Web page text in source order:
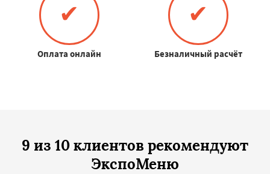
✔
Оплата онлайн
✔
Безналичный расчёт
9 из 10 клиентов рекомендуют
ЭкспоМеню